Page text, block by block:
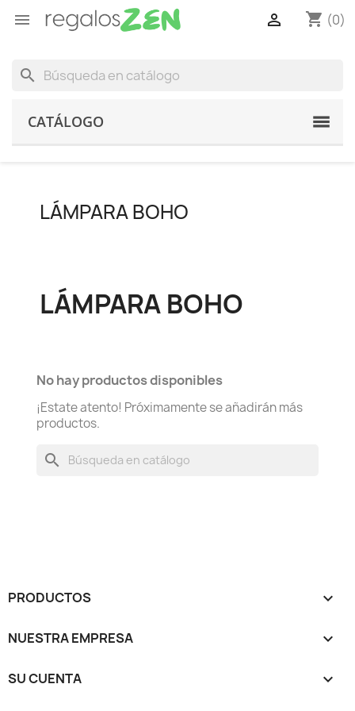
 shopping_cart (0)

search
CATÁLOGO
LÁMPARA BOHO
LÁMPARA BOHO
No hay productos disponibles
¡Estate atento! Próximamente se añadirán más
productos.
search
PRODUCTOS 
NUESTRA EMPRESA 
SU CUENTA 